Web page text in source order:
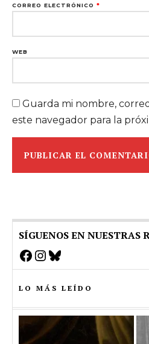
CORREO ELECTRÓNICO *
WEB
Guarda mi nombre,
este navegador para la
SÍGUENOS EN NUESTRAS
Facebook
Instagram
Bluesky
LO MÁS LEÍDO